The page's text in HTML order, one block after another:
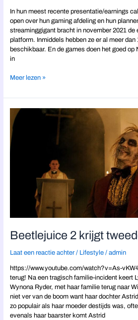
In hun meest recente presentatie/earnings
open over hun gaming afdeling en hun
streaminggigant bracht in november 2021 de
platform. Inmiddels hebben ze er al meer dan
beschikbaar. En de games doen het goed
in
Meer lezen »
Beetlejuice 2 krijgt
Laat een reactie achter / Lifestyle /admin
https://www.youtube.com/watch?v=As-
terug! Na een tragisch familie-incident keert
Wynona Ryder, met haar familie terug naar
niet ver van de boom want haar dochter
zo populair als haar moeder destijds was,
evenals haar baarster komt Astrid
Beetlejuice
tweede
trailer